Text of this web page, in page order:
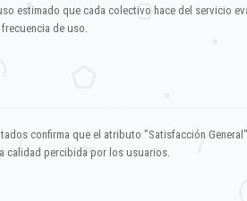
estimado que cada colectivo hace del servicio
de uso.
confirma que el atributo "Satisfacción
calidad percibida por los usuarios.